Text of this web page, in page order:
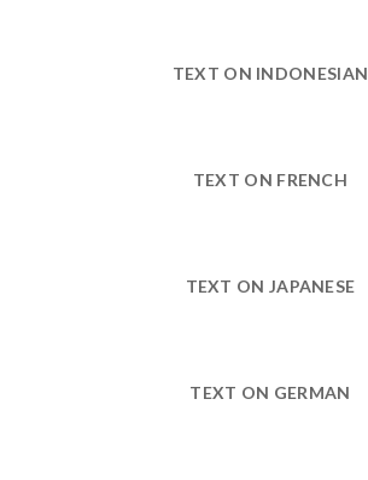
TEXT ON INDONESIAN
TEXT ON FRENCH
TEXT ON JAPANESE
TEXT ON GERMAN